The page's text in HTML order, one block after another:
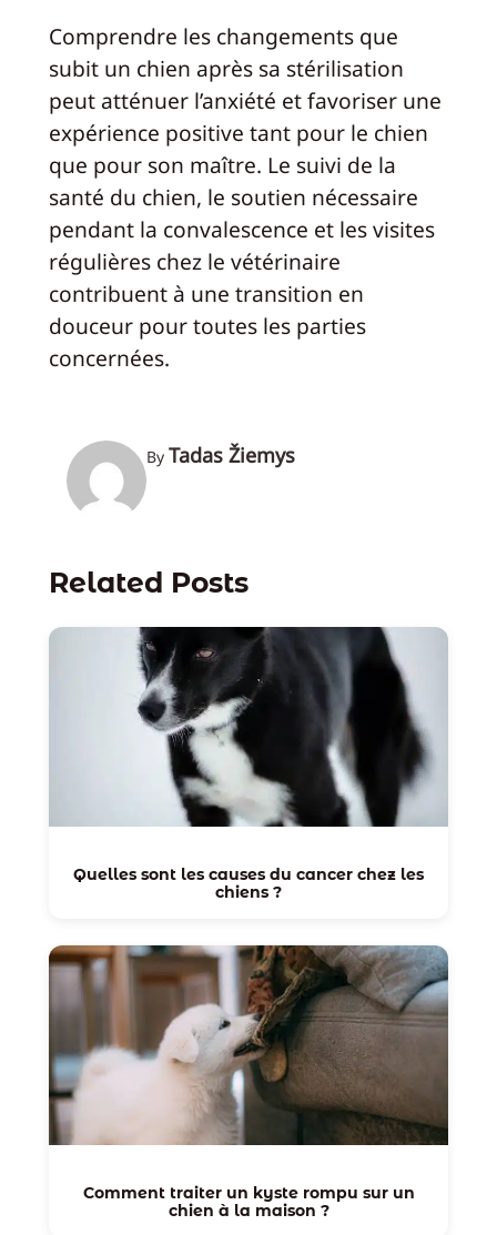
Comprendre les changements que
subit un chien après sa stérilisation
peut atténuer l’anxiété et favoriser une
expérience positive tant pour le chien
que pour son maître. Le suivi de la
santé du chien, le soutien nécessaire
pendant la convalescence et les visites
régulières chez le vétérinaire
contribuent à une transition en
douceur pour toutes les parties
concernées.
By Tadas Žiemys
Related Posts
Quelles sont les causes du cancer chez les
chiens ?
Comment traiter un kyste rompu sur un
chien à la maison ?